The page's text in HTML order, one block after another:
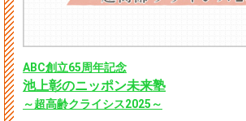
ABC創立65周年記念
池上彰のニッポン未来塾
～超高齢クライシス2025～